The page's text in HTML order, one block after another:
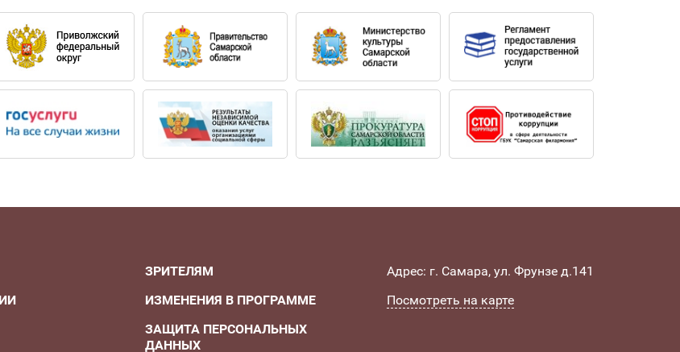
ЗРИТЕЛЯМ
ИЗМЕНЕНИЯ В ПРОГРАММЕ
ЗАЩИТА ПЕРСОНАЛЬНЫХ
ДАННЫХ
Адрес: г. Самара, ул. Фрунзе д.141
Посмотреть на карте